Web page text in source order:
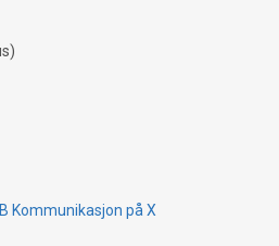
Kommunikasjon på X